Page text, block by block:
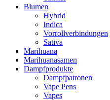
Blumen
Hybrid
Indica
Vorrollverbindungen
Sativa
Marihuana
Marihuanasamen
Dampfprodukte
Dampfpatronen
Vape Pens
Vapes